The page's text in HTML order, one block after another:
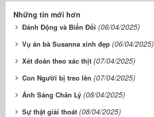
Những tin mới hơn
Đánh Động và Biến Đổi (06/04/2025)
Vụ án bà Susanna xinh đẹp (06/04/2025)
Xét đoán theo xác thịt (07/04/2025)
Con Người bị treo lên (07/04/2025)
Ánh Sáng Chân Lý (08/04/2025)
Sự thật giải thoát (08/04/2025)